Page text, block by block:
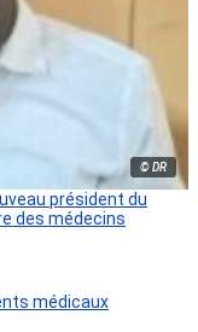
© DR
président du
des médecins
médicaux